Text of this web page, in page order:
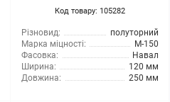
Код товару: 105282
Різновид:
полуторний
Марка міцності:
М-150
Фасовка:
Навал
Ширина:
120 мм
Довжина:
250 мм